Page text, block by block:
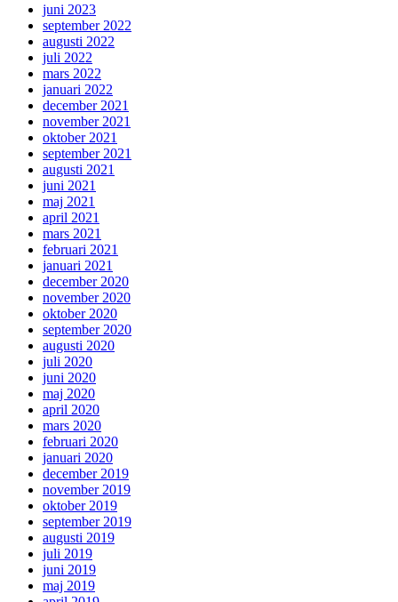
juni 2023
september 2022
augusti 2022
juli 2022
mars 2022
januari 2022
december 2021
november 2021
oktober 2021
september 2021
augusti 2021
juni 2021
maj 2021
april 2021
mars 2021
februari 2021
januari 2021
december 2020
november 2020
oktober 2020
september 2020
augusti 2020
juli 2020
juni 2020
maj 2020
april 2020
mars 2020
februari 2020
januari 2020
december 2019
november 2019
oktober 2019
september 2019
augusti 2019
juli 2019
juni 2019
maj 2019